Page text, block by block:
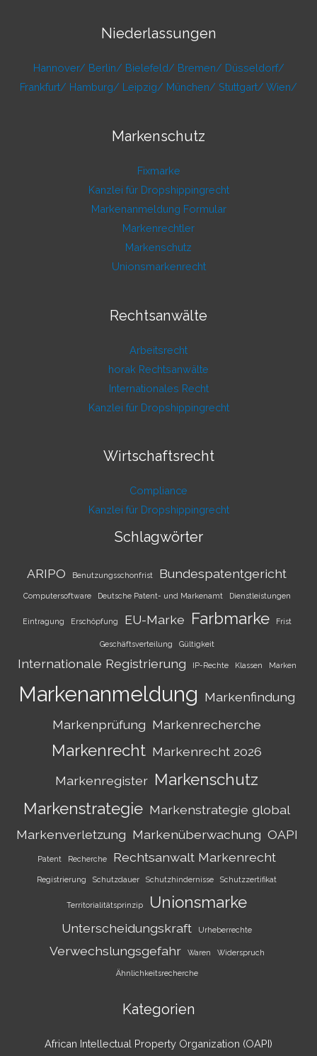
Niederlassungen
Hannover/ Berlin/ Bielefeld/ Bremen/ Düsseldorf/
Frankfurt/ Hamburg/ Leipzig/ München/ Stuttgart/ Wien/
Markenschutz
Fixmarke
Kanzlei für Dropshippingrecht
Markenanmeldung Formular
Markenrechtler
Markenschutz
Unionsmarkenrecht
Rechtsanwälte
Arbeitsrecht
horak Rechtsanwälte
Internationales Recht
Kanzlei für Dropshippingrecht
Wirtschaftsrecht
Compliance
Kanzlei für Dropshippingrecht
Schlagwörter
ARIPO Benutzungsschonfrist Bundespatentgericht
Computersoftware Deutsche Patent- und Markenamt Dienstleistungen
Eintragung Erschöpfung EU-Marke Farbmarke Frist
Geschäftsverteilung Gültigkeit
Internationale Registrierung IP-Rechte Klassen Marken
Markenanmeldung Markenfindung
Markenprüfung Markenrecherche
Markenrecht Markenrecht 2026
Markenregister Markenschutz
Markenstrategie Markenstrategie global
Markenverletzung Markenüberwachung OAPI
Patent Recherche Rechtsanwalt Markenrecht
Registrierung Schutzdauer Schutzhindernisse Schutzzertifikat
Territorialitätsprinzip Unionsmarke
Unterscheidungskraft Urheberrechte
Verwechslungsgefahr Waren Widerspruch
Ähnlichkeitsrecherche
Kategorien
African Intellectual Property Organization (OAPI)